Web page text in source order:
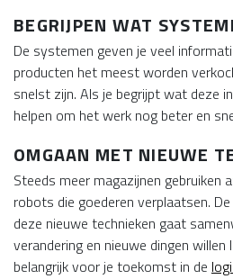
BEGRIJPEN WAT
De systemen geven je veel
producten het meest worden
snelst zijn. Als je begrijpt wat deze
helpen om het werk nog beter en
OMGAAN MET NIEUWE
Steeds meer magazijnen gebruiken
robots die goederen verplaatsen.
deze nieuwe technieken gaat
verandering en nieuwe dingen willen
belangrijk voor je toekomst in de